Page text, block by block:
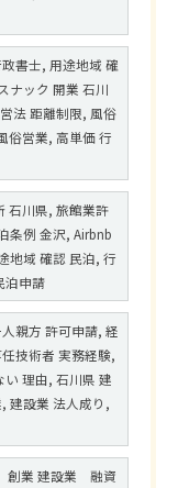
書士, 用途地域 確
ナック 開業 石川
法 距離制限, 風俗
俗営業, 高単価 行
石川県, 旅館業許
条例 金沢, Airbnb
地域 確認 民泊, 行
泊申請
親方 許可申請, 経
技術者 実務経験,
理由, 石川県 建
建設業 法人成り,
創業 建設業 融資